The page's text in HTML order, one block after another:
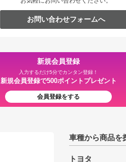
お問い合わせフォームへ
新規会員登録
入力するだけ5分でカンタン登録！
新規会員登録で500ポイントプレゼント
会員登録をする
車種から商品を
トヨタ